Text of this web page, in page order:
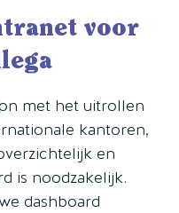
voor
met het uitrollen
kantoren,
en
is noodzakelijk.
dashboard